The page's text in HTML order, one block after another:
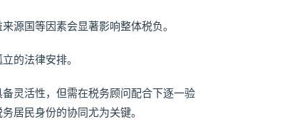
源国等因素会显著影响整体税负。
的法律安排。
灵活性，但需在税务顾问配合下逐一验
居民身份的协同尤为关键。